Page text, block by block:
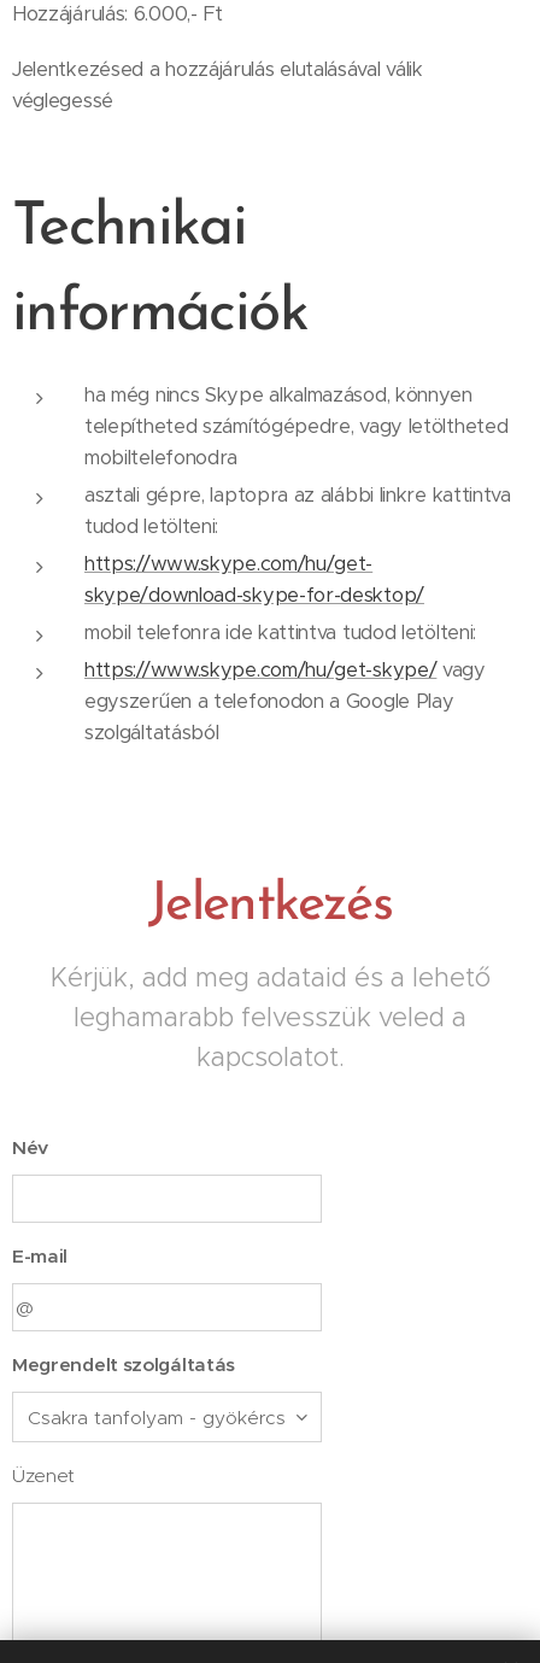
Hozzájárulás: 6.000,- Ft
Jelentkezésed a hozzájárulás elutalásával válik
véglegessé
Technikai
információk
ha még nincs Skype alkalmazásod, könnyen
telepítheted számítógépedre, vagy letöltheted
mobiltelefonodra
asztali gépre, laptopra az alábbi linkre kattintva
tudod letölteni:
https://www.skype.com/hu/get-
skype/download-skype-for-desktop/
mobil telefonra ide kattintva tudod letölteni:
https://www.skype.com/hu/get-skype/vagy
egyszerűen a telefonodon a Google Play
szolgáltatásból
Jelentkezés
Kérjük, add meg adataid és a lehető
leghamarabb felvesszük veled a
kapcsolatot.
Név
E-mail
Megrendelt szolgáltatás
Üzenet